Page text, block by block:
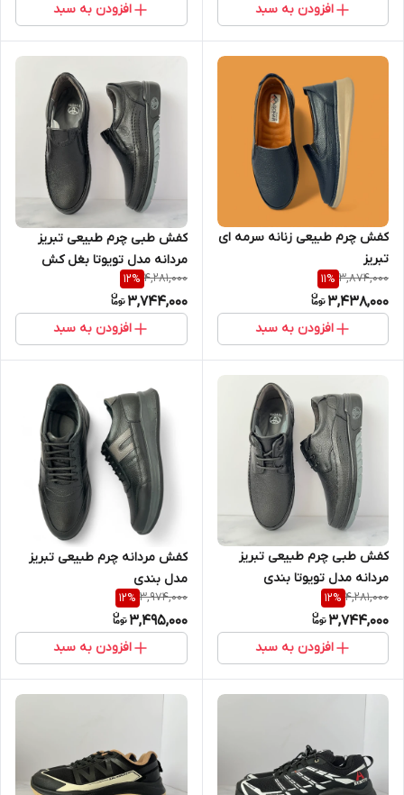
افزودن به سبد افزودن به سبد
کفش چرم طبیعی زنانه سرمه ای
تبریز
3,874,000
11%
3,438,000
افزودن به سبد
کفش طبی چرم طبیعی تبریز
مردانه مدل تویوتا بغل کش
4,281,000
12%
3,744,000
افزودن به سبد
کفش طبی چرم طبیعی تبریز
مردانه مدل تویوتا بندی
4,281,000
12%
3,744,000
افزودن به سبد
کفش مردانه چرم طبیعی تبریز
مدل بندی
3,974,000
12%
3,495,000
افزودن به سبد